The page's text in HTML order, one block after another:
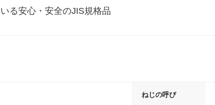
る安心・安全のJIS規格品
ねじの呼び